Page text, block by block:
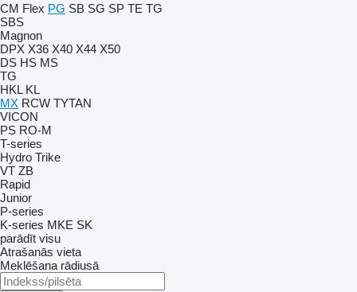
CM Flex PG SB SG SP TE TG
SBS
Magnon
DPX X36 X40 X44 X50
DS HS MS
TG
HKL KL
MX RCW TYTAN
VICON
PS RO-M
T-series
Hydro Trike
VT ZB
Rapid
Junior
P-series
K-series MKE SK
parādīt visu
Atrašanās vieta
Meklēšana rādiusā